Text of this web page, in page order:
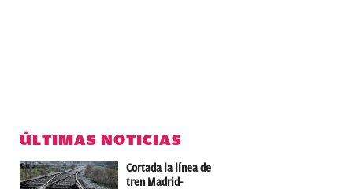
ÚLTIMAS NOTICIAS
Cortada la línea de
tren Madrid-